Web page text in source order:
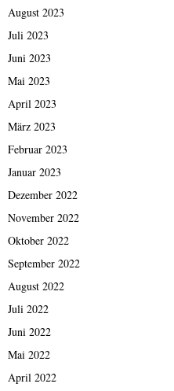
August 2023
Juli 2023
Juni 2023
Mai 2023
April 2023
März 2023
Februar 2023
Januar 2023
Dezember 2022
November 2022
Oktober 2022
September 2022
August 2022
Juli 2022
Juni 2022
Mai 2022
April 2022